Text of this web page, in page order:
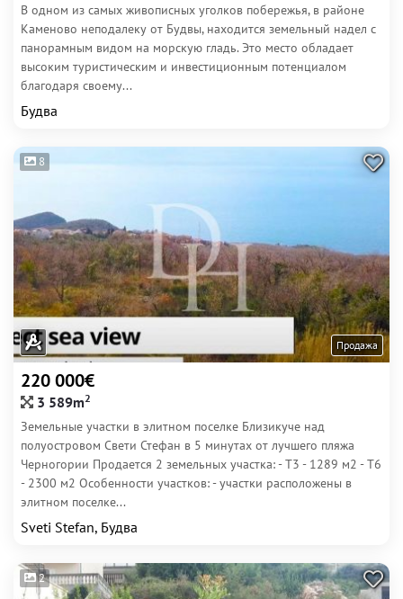
В одном из самых живописных уголков побережья, в районе
Каменово неподалеку от Будвы, находится земельный надел с
панорамным видом на морскую гладь. Это место обладает
высоким туристическим и инвестиционным потенциалом
благодаря своему...
Будва
8
Продажа
220 000€
3 589m2
Земельные участки в элитном поселке Близикуче над
полуостровом Свети Стефан в 5 минутах от лучшего пляжа
Черногории Продается 2 земельных участка: - Т3 - 1289 м2 - Т6
- 2300 м2 Особенности участков: - участки расположены в
элитном поселке...
Sveti Stefan, Будва
2